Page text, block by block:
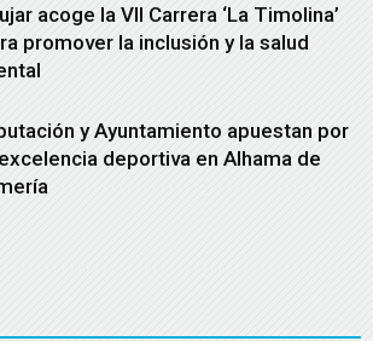
acoge la VII Carrera ‘La Timolina’
promover la inclusión y la salud
y Ayuntamiento apuestan por
deportiva en Alhama de